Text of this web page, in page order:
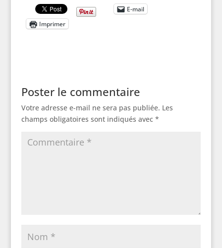
E-mail
Imprimer
Poster le commentaire
Votre adresse e-mail ne sera pas publiée. Les
champs obligatoires sont indiqués avec *